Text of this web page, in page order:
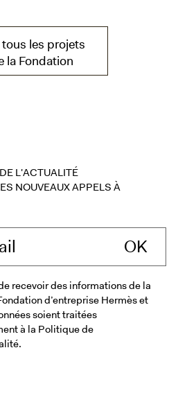
tous les projets
la Fondation
L'ACTUALITÉ
NOUVEAUX APPELS À
recevoir des informations de la
d’entreprise Hermès et
soient traitées
à la Politique de